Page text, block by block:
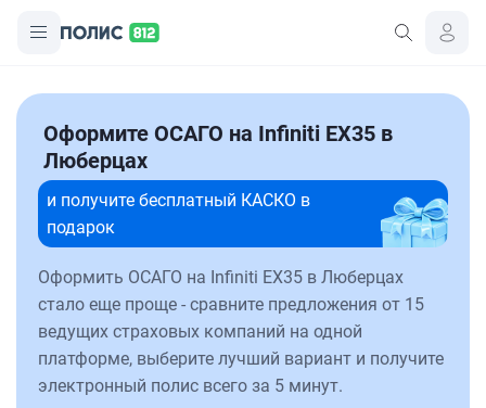
Оформите ОСАГО на Infiniti EX35 в
Люберцах
и получите бесплатный КАСКО в
подарок
Оформить ОСАГО на Infiniti EX35 в Люберцах
стало еще проще - сравните предложения от 15
ведущих страховых компаний на одной
платформе, выберите лучший вариант и получите
электронный полис всего за 5 минут.